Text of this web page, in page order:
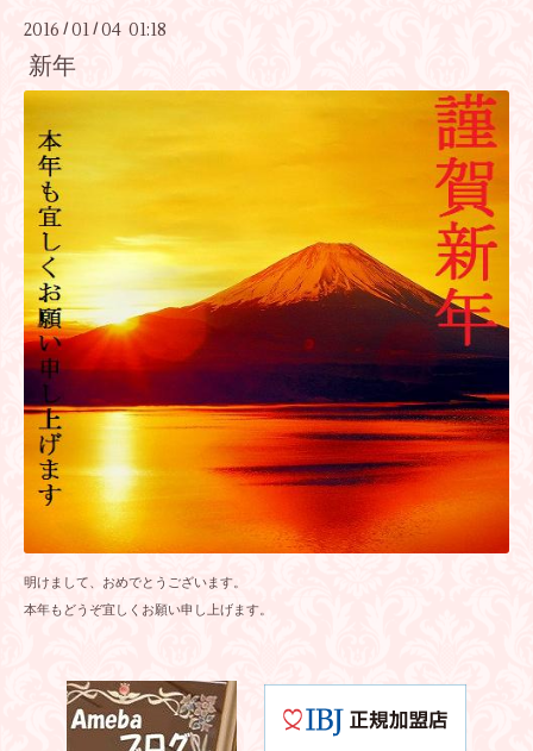
2016 /01 /04 01:18
新年
明けまして、おめでとうございます。
本年もどうぞ宜しくお願い申し上げます。